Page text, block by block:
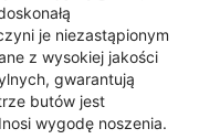
je niezastąpionym
z wysokiej jakości
gwarantują
butów jest
wygodę noszenia.